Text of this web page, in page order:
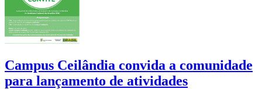
Campus Ceilândia convida a comunidade
para lançamento de atividades